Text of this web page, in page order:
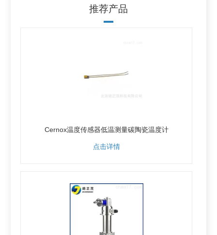
推荐产品
Cernox温度传感器低温测量碳陶瓷温度计
点击详情